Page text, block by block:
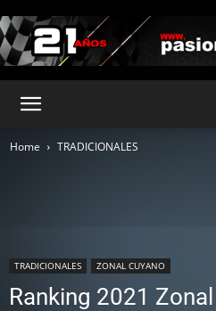
Home TRADICIONALES
TRADICIONALES ZONAL CUYANO
Ranking 2021